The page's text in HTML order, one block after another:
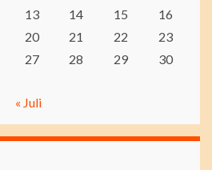
13 14 15
16
20 21 22
23
27 28 29
30
« Juli